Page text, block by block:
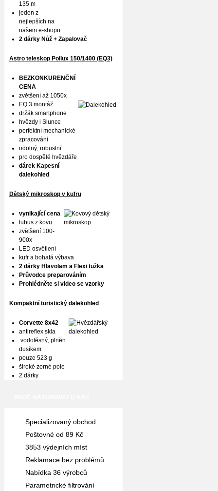
135 m
jeden z
nejlepších na
našem e-shopu
2 dárky Nůž + Zapalovač
Astro teleskop Pollux 150/1400 (EQ3)
BEZKONKURENČNÍ
CENA
zvětšení až 1050x
EQ 3 montáž
držák smartphone
hvězdy i Slunce
perfektní mechanické
zpracování
odolný, robustní
pro dospělé hvězdáře
dárek Kapesní
dalekohled
Dětský mikroskop v kufru
vynikající cena
tubus z kovu
zvětšení 100-
900x
LED osvětlení
kufr a bohatá výbava
2 dárky Hlavolam a Flexi tužka
Průvodce preparováním
Prohlédněte si video se vzorky
Kompaktní turistický dalekohled
Corvette 8x42
antireflex skla
vodotěsný, plněn
dusíkem
pouze 523 g
široké zorné pole
2 dárky
Specializovaný obchod
Poštovné od 89 Kč
3853 výdejních míst
Reklamace bez problémů
Nabídka 36 výrobců
Parametrické filtrování